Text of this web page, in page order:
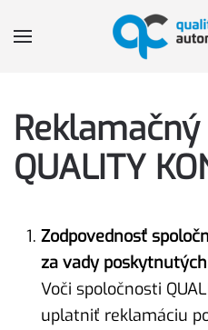
Skip to main content
QUALITY
Zodpovednosť
za vady
Voči spoločnosti
uplatniť reklamáciu